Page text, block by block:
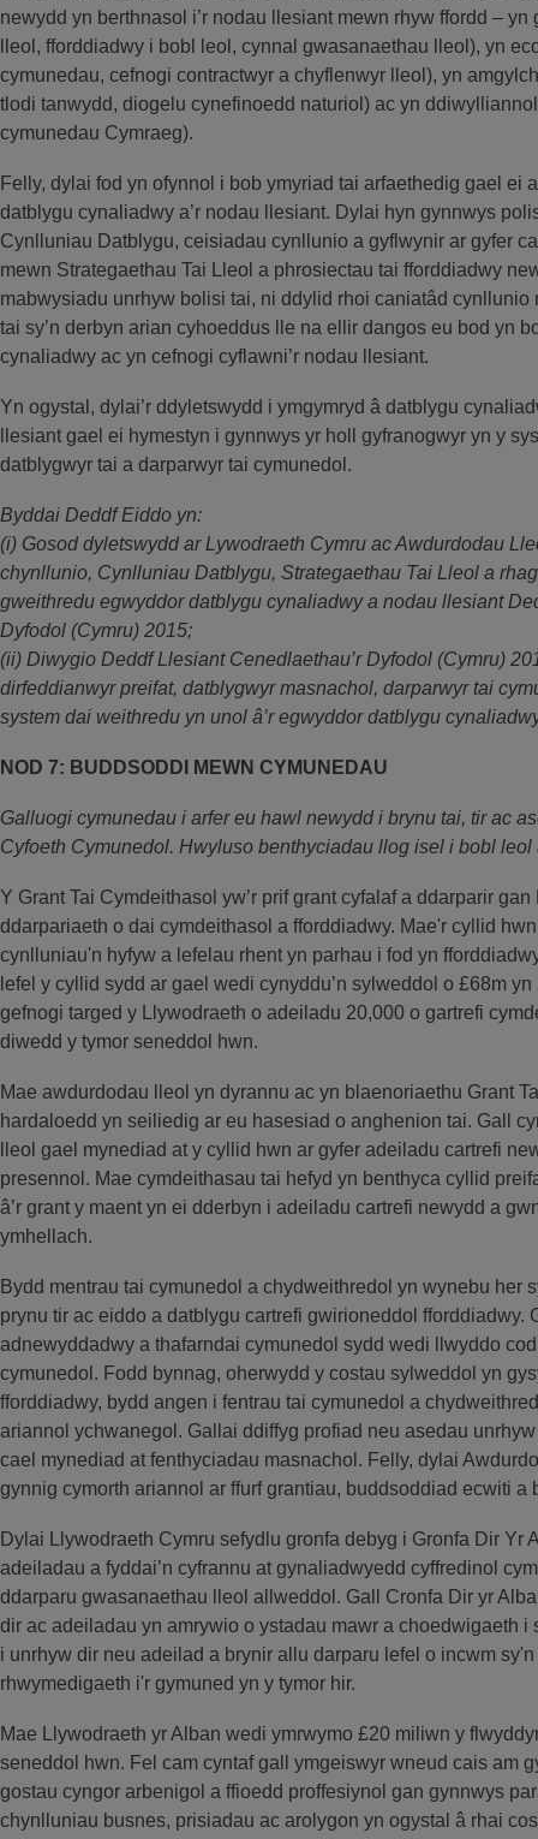
newydd yn berthnasol i’r nodau llesiant mewn rhyw ffordd –
lleol, fforddiadwy i bobl leol, cynnal gwasanaethau lleol), yn
cymunedau, cefnogi contractwyr a chyflenwyr lleol), yn
tlodi tanwydd, diogelu cynefinoedd naturiol) ac yn
cymunedau Cymraeg).
Felly, dylai fod yn ofynnol i bob ymyriad tai arfaethedig gael ei
datblygu cynaliadwy a’r nodau llesiant. Dylai hyn gynnwys
Cynlluniau Datblygu, ceisiadau cynllunio a gyflwynir ar gyfer
mewn Strategaethau Tai Lleol a phrosiectau tai fforddiadwy
mabwysiadu unrhyw bolisi tai, ni ddylid rhoi caniatâd
tai sy’n derbyn arian cyhoeddus lle na ellir dangos eu bod yn
cynaliadwy ac yn cefnogi cyflawni’r nodau llesiant.
Yn ogystal, dylai’r ddyletswydd i ymgymryd â datblygu
llesiant gael ei hymestyn i gynnwys yr holl gyfranogwyr yn y
datblygwyr tai a darparwyr tai cymunedol.
Byddai Deddf Eiddo yn:
(i) Gosod dyletswydd ar Lywodraeth Cymru ac Awdurdodau
chynllunio, Cynlluniau Datblygu, Strategaethau Tai Lleol a
gweithredu egwyddor datblygu cynaliadwy a nodau llesiant
Dyfodol (Cymru) 2015;
(ii) Diwygio Deddf Llesiant Cenedlaethau’r Dyfodol (Cymru)
dirfeddianwyr preifat, datblygwyr masnachol, darparwyr tai
system dai weithredu yn unol â’r egwyddor datblygu
NOD 7: BUDDSODDI MEWN CYMUNEDAU
Galluogi cymunedau i arfer eu hawl newydd i brynu tai, tir ac
Cyfoeth Cymunedol. Hwyluso benthyciadau llog isel i bobl leol
Y Grant Tai Cymdeithasol yw’r prif grant cyfalaf a ddarparir
ddarpariaeth o dai cymdeithasol a fforddiadwy. Mae'r cyllid
cynlluniau'n hyfyw a lefelau rhent yn parhau i fod yn
lefel y cyllid sydd ar gael wedi cynyddu’n sylweddol o £68m
gefnogi targed y Llywodraeth o adeiladu 20,000 o gartrefi
diwedd y tymor seneddol hwn.
Mae awdurdodau lleol yn dyrannu ac yn blaenoriaethu Grant
hardaloedd yn seiliedig ar eu hasesiad o anghenion tai. Gall
lleol gael mynediad at y cyllid hwn ar gyfer adeiladu cartrefi
presennol. Mae cymdeithasau tai hefyd yn benthyca cyllid
â’r grant y maent yn ei dderbyn i adeiladu cartrefi newydd a
ymhellach.
Bydd mentrau tai cymunedol a chydweithredol yn wynebu her
prynu tir ac eiddo a datblygu cartrefi gwirioneddol fforddiadwy.
adnewyddadwy a thafarndai cymunedol sydd wedi llwyddo
cymunedol. Fodd bynnag, oherwydd y costau sylweddol yn
fforddiadwy, bydd angen i fentrau tai cymunedol a
ariannol ychwanegol. Gallai ddiffyg profiad neu asedau
cael mynediad at fenthyciadau masnachol. Felly, dylai
gynnig cymorth ariannol ar ffurf grantiau, buddsoddiad ecwiti
Dylai Llywodraeth Cymru sefydlu gronfa debyg i Gronfa Dir Yr
adeiladau a fyddai’n cyfrannu at gynaliadwyedd cyffredinol
ddarparu gwasanaethau lleol allweddol. Gall Cronfa Dir yr
dir ac adeiladau yn amrywio o ystadau mawr a choedwigaeth
i unrhyw dir neu adeilad a brynir allu darparu lefel o incwm
rhwymedigaeth i'r gymuned yn y tymor hir.
Mae Llywodraeth yr Alban wedi ymrwymo £20 miliwn y
seneddol hwn. Fel cam cyntaf gall ymgeiswyr wneud cais am
gostau cyngor arbenigol a ffioedd proffesiynol gan gynnwys
chynlluniau busnes, prisiadau ac arolygon yn ogystal â rhai